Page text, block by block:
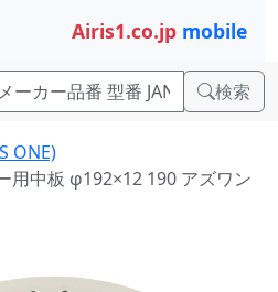
Airis1.co.jp mobile
検索
ONE)
用中板 φ192×12 190 アズワン